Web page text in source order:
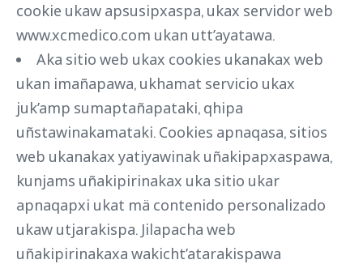
cookie ukaw apsusipxaspa, ukax servidor web
www.xcmedico.com ukan utt’ayatawa.
Aka sitio web ukax cookies ukanakax web
ukan imañapawa, ukhamat servicio ukax
juk’amp sumaptañapataki, qhipa
uñstawinakamataki. Cookies apnaqasa, sitios
web ukanakax yatiyawinak uñakipapxaspawa,
kunjams uñakipirinakax uka sitio ukar
apnaqapxi ukat mä contenido personalizado
ukaw utjarakispa. Jilapacha web
uñakipirinakaxa wakicht’atarakispawa